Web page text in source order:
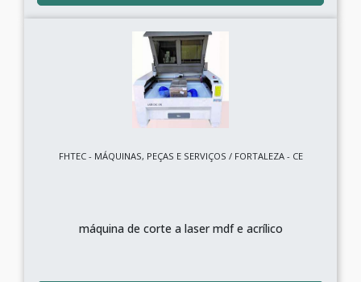
FHTEC - MÁQUINAS, PEÇAS E SERVIÇOS / FORTALEZA - CE
máquina de corte a laser mdf e acrílico